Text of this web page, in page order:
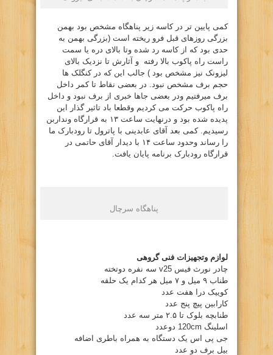
کمی پایین تر در کاسه زیر پناهگاه مشخص بود بهمن
بزرگی روزهای قبل فرو ریخته است (بزرگی بهمن به
حدی بود که از کاسه رد شده وتا بالای دره یا سمت
راست راه پاکوب بالا رفته و آثارش تا نزدیک بالای
لیزونک نیز مشخص بود ) جالب این که در کنگلک ها
حجم برف مشخص نبود. در بعضی نقاط تا کمر داخل
برف میرفتیم ودر بعضی جاها خبری از برف نبود و داخل
راه پاکوب حرکت می کردیم وقطعا باد تاثیر گذار این
پدیده شده بود و درنهایت ساعت ۱۳ به قرارگاه ونداربن
رسیدیم. کمی بعد آقای عابدینی با پاترول تا رودبارک ما
را رساند وحدود ساعت ۱۴ با دیدار آقای حاتمی در
قرارگاه رودبارک برنامه پایان یافت.
پناهگاه سرچال
لوازم وتجهیزات فنی گروهی
چادر نورث فیس v25 سه نفره دوتخته
طناب ۹ میل و ۷ میل هر کدام یک حلقه
کوییک درا هفت عدد
کارابین پیچ پنج عدد
طنابچه بلوک تا ۲.۵ متر سه عدد
اسلینگ 120cm دوعدد
جی پی اس یک دستگاه به همراه باطری اضافه
بیل برف دو عدد